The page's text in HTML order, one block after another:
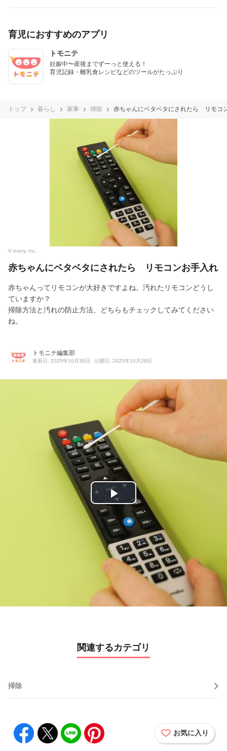
育児におすすめのアプリ
トモニテ
妊娠中〜産後までずーっと使える！
育児記録・離乳食レシピなどのツールがたっぷり
トップ 暮らし 家事 掃除 赤ちゃんにベタベタにされたら リモコ
© every, Inc.
赤ちゃんにベタベタにされたら リモコンお手入れ
赤ちゃんってリモコンが大好きですよね。汚れたリモコンどうし
ていますか？
掃除方法と汚れの防止方法、どちらもチェックしてみてください
ね。
トモニテ編集部
更新日: 2025年10月30日 公開日: 2025年10月28日
P
l
a
V
d
e
関連するカテゴリ
掃除
お気に入り